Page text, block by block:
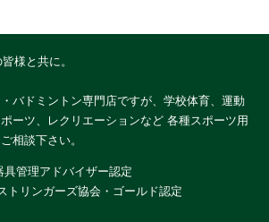
様と共に。
バドミントン専門店ですが、学校体育、運動
ーツ、レクリエーションなど 各種スポーツ用
相談下さい。
具管理アドバイザー認定
トリンガーズ協会・ゴールド認定